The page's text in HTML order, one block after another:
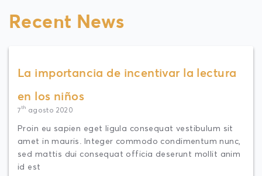
Recent News
La importancia de incentivar la lectura
en los niños
7th agosto 2020
Proin eu sapien eget ligula consequat vestibulum sit
amet in mauris. Integer commodo condimentum nunc,
sed mattis dui consequat officia deserunt mollit anim
id est